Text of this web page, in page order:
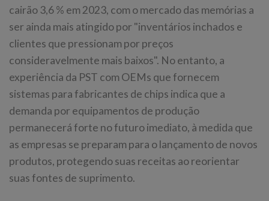
cairão 3,6 % em 2023, com o mercado das memórias a
ser ainda mais atingido por "inventários inchados e
clientes que pressionam por preços
consideravelmente mais baixos". No entanto, a
experiência da PST com OEMs que fornecem
sistemas para fabricantes de chips indica que a
demanda por equipamentos de produção
permanecerá forte no futuro imediato, à medida que
as empresas se preparam para o lançamento de novos
produtos, protegendo suas receitas ao reorientar
suas fontes de suprimento.